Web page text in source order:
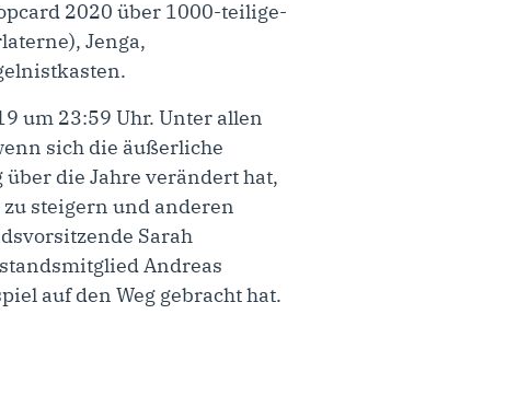
2020 über 1000-teilige-
Jenga,
um 23:59 Uhr. Unter allen
sich die äußerliche
die Jahre verändert hat,
steigern und anderen
Sarah
Andreas
auf den Weg gebracht hat.